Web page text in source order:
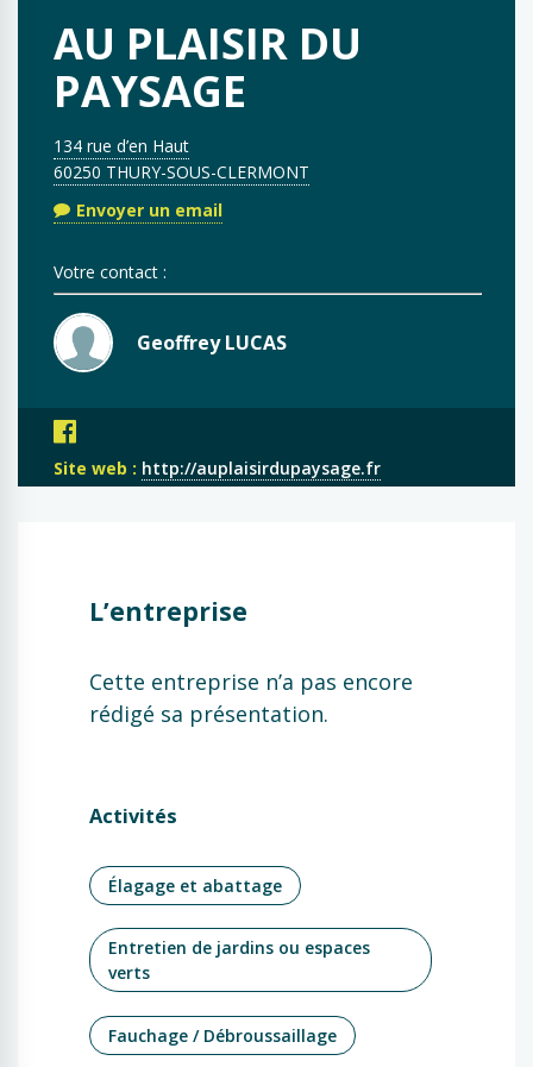
AU PLAISIR DU
PAYSAGE
134 rue d’en Haut
60250 THURY-SOUS-CLERMONT
Envoyer un email
Votre contact :
Geoffrey LUCAS
Site web : http://auplaisirdupaysage.fr
L’entreprise
Cette entreprise n’a pas encore
rédigé sa présentation.
Activités
Élagage et abattage
Entretien de jardins ou espaces
verts
Fauchage / Débroussaillage